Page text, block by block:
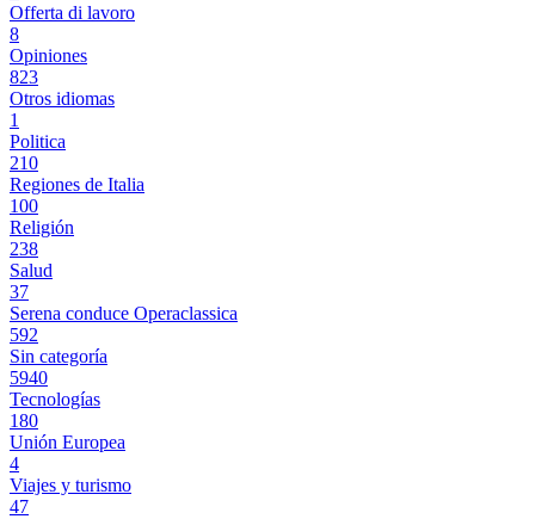
Offerta di lavoro
8
Opiniones
823
Otros idiomas
1
Politica
210
Regiones de Italia
100
Religión
238
Salud
37
Serena conduce Operaclassica
592
Sin categoría
5940
Tecnologías
180
Unión Europea
4
Viajes y turismo
47